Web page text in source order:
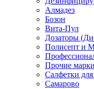
Алмадез
Бозон
Вита-Пул
Дозаторы
Полисепт и
Прочие марки
Салфетки
Самарово